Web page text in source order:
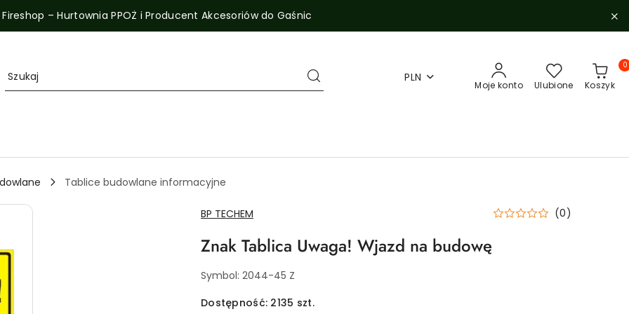
Fireshop – Hurtownia PPOŻ i Producent Akcesoriów do Gaśnic
PLN
Moje konto Ulubione Koszyk
0
Tablice budowlane informacyjne
NAZWA
PRODUCENTA:
BP TECHEM (0)
Znak Tablica Uwaga! Wjazd na budowę
Symbol: 2044-45 Z
Dostępność: 2135 szt.